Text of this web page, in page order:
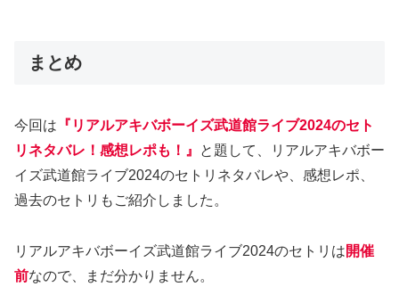
まとめ
今回は 『リアルアキバボーイズ武道館ライブ2024のセト
リネタバレ！感想レポも！』
と題して、リアルアキバボー
イズ武道館ライブ2024のセトリネタバレや、感想レポ、
過去のセトリもご紹介しました。
リアルアキバボーイズ武道館ライブ2024のセトリは開催
前なので、まだ分かりません。